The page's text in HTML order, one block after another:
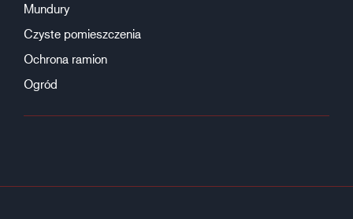
Mundury
Czyste pomieszczenia
Ochrona ramion
Ogród